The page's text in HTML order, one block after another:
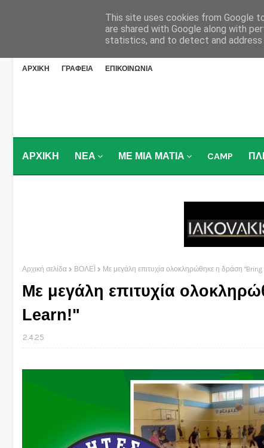
ΑΡΧΙΚΗ ΓΡΑΦΕΙΑ ΕΠΙΚΟΙΝΩΝΙΑ
ΑΡΧΙΚΗ ΝΕΑ ΜΕ ΜΙΑ ΜΑΤΙΑ CAMP
Αρχική σελίδα ΒΟΛΕΪ Με μεγάλη επιτυχία ολοκληρώθηκε η δράση
Με μεγάλη επιτυχία
Learn!"
2.4.25
This site uses cookies from Google
are shared with Google along with
statistics, and to detect and address